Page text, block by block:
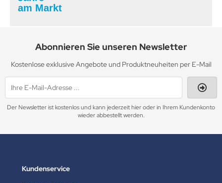
am Markt
Abonnieren Sie unseren Newsletter
Kostenlose exklusive Angebote und Produktneuheiten per E-Mail
Der Newsletter ist kostenlos und kann jederzeit hier oder in Ihrem Kundenkonto
wieder abbestellt werden.
Kundenservice